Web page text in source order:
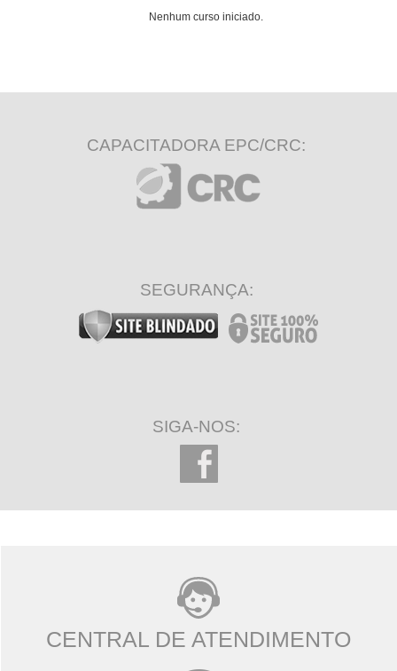
Nenhum curso iniciado.
CAPACITADORA EPC/CRC:
SEGURANÇA:
SIGA-NOS:
CENTRAL DE ATENDIMENTO